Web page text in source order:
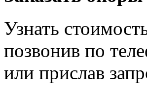
Узнать
позвонив по
или прислав